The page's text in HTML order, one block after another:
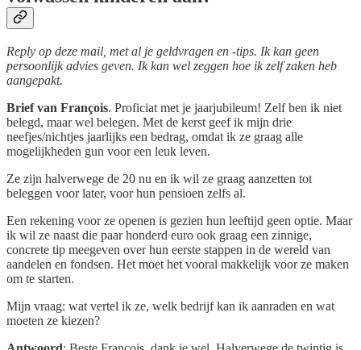
Reply op deze mail, met al je geldvragen en -tips. Ik kan geen
persoonlijk advies geven. Ik kan wel zeggen hoe ik zelf zaken heb
aangepakt.
Brief van François. Proficiat met je jaarjubileum! Zelf ben ik niet
belegd, maar wel belegen. Met de kerst geef ik mijn drie
neefjes/nichtjes jaarlijks een bedrag, omdat ik ze graag alle
mogelijkheden gun voor een leuk leven.
Ze zijn halverwege de 20 nu en ik wil ze graag aanzetten tot
beleggen voor later, voor hun pensioen zelfs al.
Een rekening voor ze openen is gezien hun leeftijd geen optie. Maar
ik wil ze naast die paar honderd euro ook graag een zinnige,
concrete tip meegeven over hun eerste stappen in de wereld van
aandelen en fondsen. Het moet het vooral makkelijk voor ze maken
om te starten.
Mijn vraag: wat vertel ik ze, welk bedrijf kan ik aanraden en wat
moeten ze kiezen?